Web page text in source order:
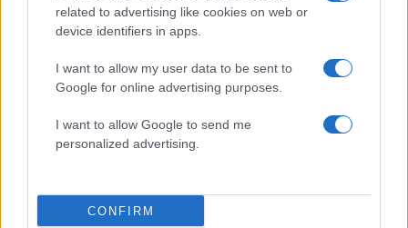
related to advertising like cookies on web or
device identifiers in apps.
I want to allow my user data to be sent to
Google for online advertising purposes.
I want to allow Google to send me
personalized advertising.
CONFIRM
Styling tips
Weekly style: Μπαίνουμε στη νέα
εβδομάδα με ευέλικτους συνδυασμούς
26.04.2026 Σοφια Σουζα
Weekly style: Αυτή την εβδομάδα φοράμε
flat shoes με ανοιξιάτικο στιλ
Styling tips